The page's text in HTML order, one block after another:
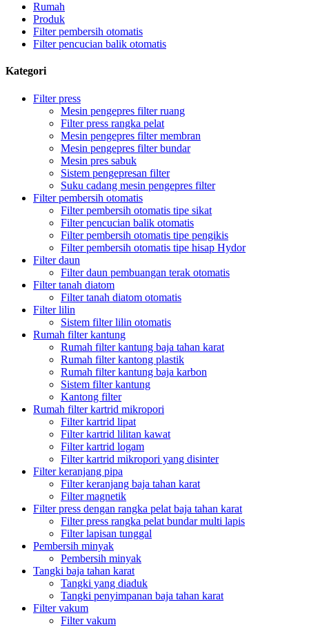
Rumah
Produk
Filter pembersih otomatis
Filter pencucian balik otomatis
Kategori
Filter press
Mesin pengepres filter ruang
Filter press rangka pelat
Mesin pengepres filter membran
Mesin pengepres filter bundar
Mesin pres sabuk
Sistem pengepresan filter
Suku cadang mesin pengepres filter
Filter pembersih otomatis
Filter pembersih otomatis tipe sikat
Filter pencucian balik otomatis
Filter pembersih otomatis tipe pengikis
Filter pembersih otomatis tipe hisap Hydor
Filter daun
Filter daun pembuangan terak otomatis
Filter tanah diatom
Filter tanah diatom otomatis
Filter lilin
Sistem filter lilin otomatis
Rumah filter kantung
Rumah filter kantung baja tahan karat
Rumah filter kantong plastik
Rumah filter kantung baja karbon
Sistem filter kantung
Kantong filter
Rumah filter kartrid mikropori
Filter kartrid lipat
Filter kartrid lilitan kawat
Filter kartrid logam
Filter kartrid mikropori yang disinter
Filter keranjang pipa
Filter keranjang baja tahan karat
Filter magnetik
Filter press dengan rangka pelat baja tahan karat
Filter press rangka pelat bundar multi lapis
Filter lapisan tunggal
Pembersih minyak
Pembersih minyak
Tangki baja tahan karat
Tangki yang diaduk
Tangki penyimpanan baja tahan karat
Filter vakum
Filter vakum